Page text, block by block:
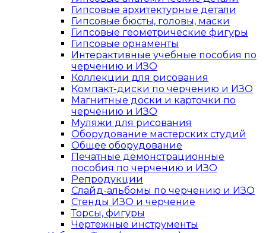
Гипсовые архитектурные детали
Гипсовые бюсты, головы, маски
Гипсовые геометрические фигуры
Гипсовые орнаменты
Интерактивные учебные пособия по
черчению и ИЗО
Коллекции для рисования
Компакт-диски по черчению и ИЗО
Магнитные доски и карточки по
черчению и ИЗО
Муляжи для рисования
Оборудование мастерских студий
Общее оборудование
Печатные демонстрационные
пособия по черчению и ИЗО
Репродукции
Слайд-альбомы по черчению и ИЗО
Стенды ИЗО и черчение
Торсы, фигуры
Чертежные инструменты